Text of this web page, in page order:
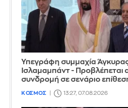
Υπεγράφη συμμαχία
Ισλαμαμπάντ - Προβλέπεται
συνδρομή σε σενάριο
ΚΟΣΜΟΣ 13:27, 07.08.2026